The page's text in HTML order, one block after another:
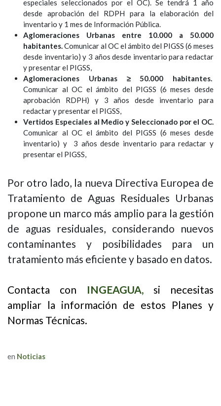
especiales seleccionados por el OC). Se tendrá 1 año
desde aprobación del RDPH para la elaboración del
inventario y 1 mes de Información Pública.
Aglomeraciones Urbanas entre 10.000 a 50.000
habitantes.Comunicar al OC el ámbito del PIGSS (6 meses
desde inventario) y 3 años desde inventario para redactar
y presentar el PIGSS,
Aglomeraciones Urbanas ≥ 50.000 habitantes.
Comunicar al OC el ámbito del PIGSS (6 meses desde
aprobación RDPH) y 3 años desde inventario para
redactar y presentar el PIGSS,
Vertidos Especiales al Medio y Seleccionado por el OC.
Comunicar al OC el ámbito del PIGSS (6 meses desde
inventario) y 3 años desde inventario para redactar y
presentar el PIGSS,
Por otro lado, la nueva Directiva Europea de
Tratamiento de Aguas Residuales Urbanas
propone un marco más amplio para la gestión
de aguas residuales, considerando nuevos
contaminantes y posibilidades para un
tratamiento más eficiente y basado en datos.
Contacta con INGEAGUA, si necesitas
ampliar la información de estos Planes y
Normas Técnicas.
en Noticias